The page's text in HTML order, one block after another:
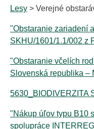
Lesy > Verejné
"Obstaranie zariadení
SKHU/1601/1.1/002 z
"Obstaranie včelích
Slovenská republika –
5630_BIODIVERZITA
"Nákup úľov typu B10
spolupráce